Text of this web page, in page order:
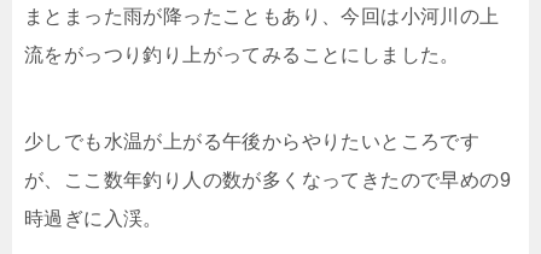
まとまった雨が降ったこともあり、今回は小河川の上
流をがっつり釣り上がってみることにしました。
少しでも水温が上がる午後からやりたいところです
が、ここ数年釣り人の数が多くなってきたので早めの9
時過ぎに入渓。